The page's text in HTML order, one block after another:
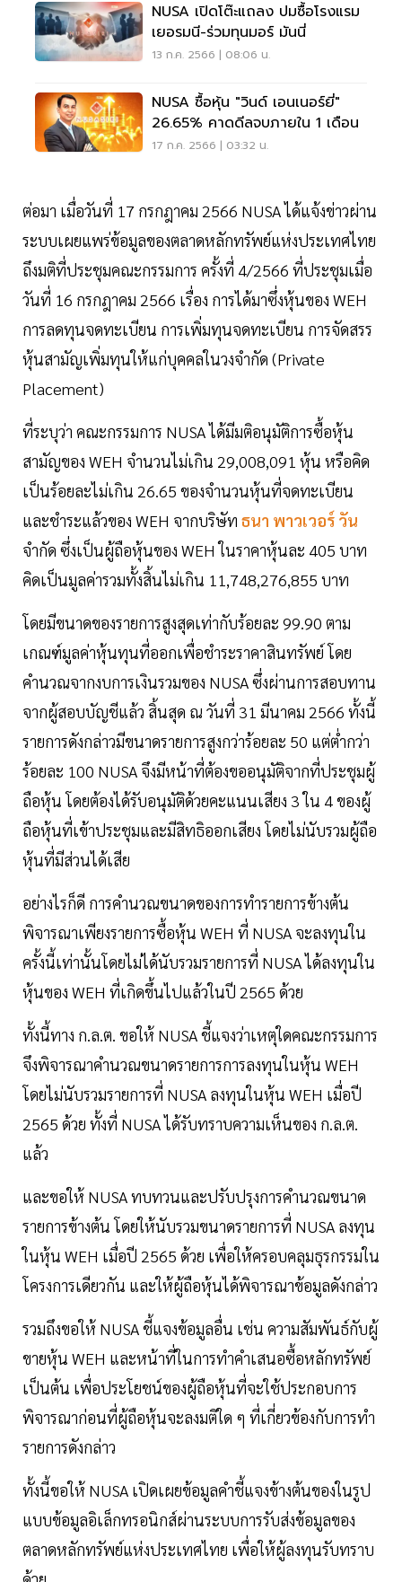
NUSA เปิดโต๊ะแถลง ปมซื้อโรงแรม
เยอรมนี-ร่วมทุนมอร์ มันนี่
13 ก.ค. 2566 | 08:06 น.
NUSA ซื้อหุ้น "วินด์ เอนเนอร์ยี่"
26.65% คาดดีลจบภายใน 1 เดือน
17 ก.ค. 2566 | 03:32 น.
ต่อมา เมื่อวันที่ 17 กรกฎาคม 2566 NUSA ได้แจ้งข่าวผ่าน
ระบบเผยแพร่ข้อมูลของตลาดหลักทรัพย์แห่งประเทศไทย
ถึงมติที่ประชุมคณะกรรมการ ครั้งที่ 4/2566 ที่ประชุมเมื่อ
วันที่ 16 กรกฎาคม 2566 เรื่อง การได้มาซึ่งหุ้นของ WEH
การลดทุนจดทะเบียน การเพิ่มทุนจดทะเบียน การจัดสรร
หุ้นสามัญเพิ่มทุนให้แก่บุคคลในวงจำกัด (Private
Placement)
ที่ระบุว่า คณะกรรมการ NUSA ได้มีมติอนุมัติการซื้อหุ้น
สามัญของ WEH จำนวนไม่เกิน 29,008,091 หุ้น หรือคิด
เป็นร้อยละไม่เกิน 26.65 ของจำนวนหุ้นที่จดทะเบียน
และชำระแล้วของ WEH จากบริษัท ธนา พาวเวอร์ วัน
จำกัด ซึ่งเป็นผู้ถือหุ้นของ WEH ในราคาหุ้นละ 405 บาท
คิดเป็นมูลค่ารวมทั้งสิ้นไม่เกิน 11,748,276,855 บาท
โดยมีขนาดของรายการสูงสุดเท่ากับร้อยละ 99.90 ตาม
เกณฑ์มูลค่าหุ้นทุนที่ออกเพื่อชำระราคาสินทรัพย์ โดย
คำนวณจากงบการเงินรวมของ NUSA ซึ่งผ่านการสอบทาน
จากผู้สอบบัญชีแล้ว สิ้นสุด ณ วันที่ 31 มีนาคม 2566 ทั้งนี้
รายการดังกล่าวมีขนาดรายการสูงกว่าร้อยละ 50 แต่ต่ำกว่า
ร้อยละ 100 NUSA จึงมีหน้าที่ต้องขออนุมัติจากที่ประชุมผู้
ถือหุ้น โดยต้องได้รับอนุมัติด้วยคะแนนเสียง 3 ใน 4 ของผู้
ถือหุ้นที่เข้าประชุมและมีสิทธิออกเสียง โดยไม่นับรวมผู้ถือ
หุ้นที่มีส่วนได้เสีย
อย่างไรก็ดี การคำนวณขนาดของการทำรายการข้างต้น
พิจารณาเพียงรายการซื้อหุ้น WEH ที่ NUSA จะลงทุนใน
ครั้งนี้เท่านั้นโดยไม่ได้นับรวมรายการที่ NUSA ได้ลงทุนใน
หุ้นของ WEH ที่เกิดขึ้นไปแล้วในปี 2565 ด้วย
ทั้งนี้ทาง ก.ล.ต. ขอให้ NUSA ชี้แจงว่าเหตุใดคณะกรรมการ
จึงพิจารณาคำนวณขนาดรายการการลงทุนในหุ้น WEH
โดยไม่นับรวมรายการที่ NUSA ลงทุนในหุ้น WEH เมื่อปี
2565 ด้วย ทั้งที่ NUSA ได้รับทราบความเห็นของ ก.ล.ต.
แล้ว
และขอให้ NUSA ทบทวนและปรับปรุงการคำนวณขนาด
รายการข้างต้น โดยให้นับรวมขนาดรายการที่ NUSA ลงทุน
ในหุ้น WEH เมื่อปี 2565 ด้วย เพื่อให้ครอบคลุมธุรกรรมใน
โครงการเดียวกัน และให้ผู้ถือหุ้นได้พิจารณาข้อมูลดังกล่าว
รวมถึงขอให้ NUSA ชี้แจงข้อมูลอื่น เช่น ความสัมพันธ์กับผู้
ขายหุ้น WEH และหน้าที่ในการทำคำเสนอซื้อหลักทรัพย์
เป็นต้น เพื่อประโยชน์ของผู้ถือหุ้นที่จะใช้ประกอบการ
พิจารณาก่อนที่ผู้ถือหุ้นจะลงมติใด ๆ ที่เกี่ยวข้องกับการทำ
รายการดังกล่าว
ทั้งนี้ขอให้ NUSA เปิดเผยข้อมูลคำชี้แจงข้างต้นของในรูป
แบบข้อมูลอิเล็กทรอนิกส์ผ่านระบบการรับส่งข้อมูลของ
ตลาดหลักทรัพย์แห่งประเทศไทย เพื่อให้ผู้ลงทุนรับทราบ